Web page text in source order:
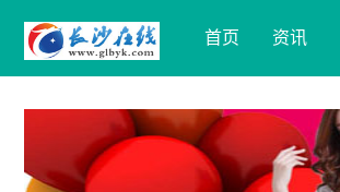
首页 资讯